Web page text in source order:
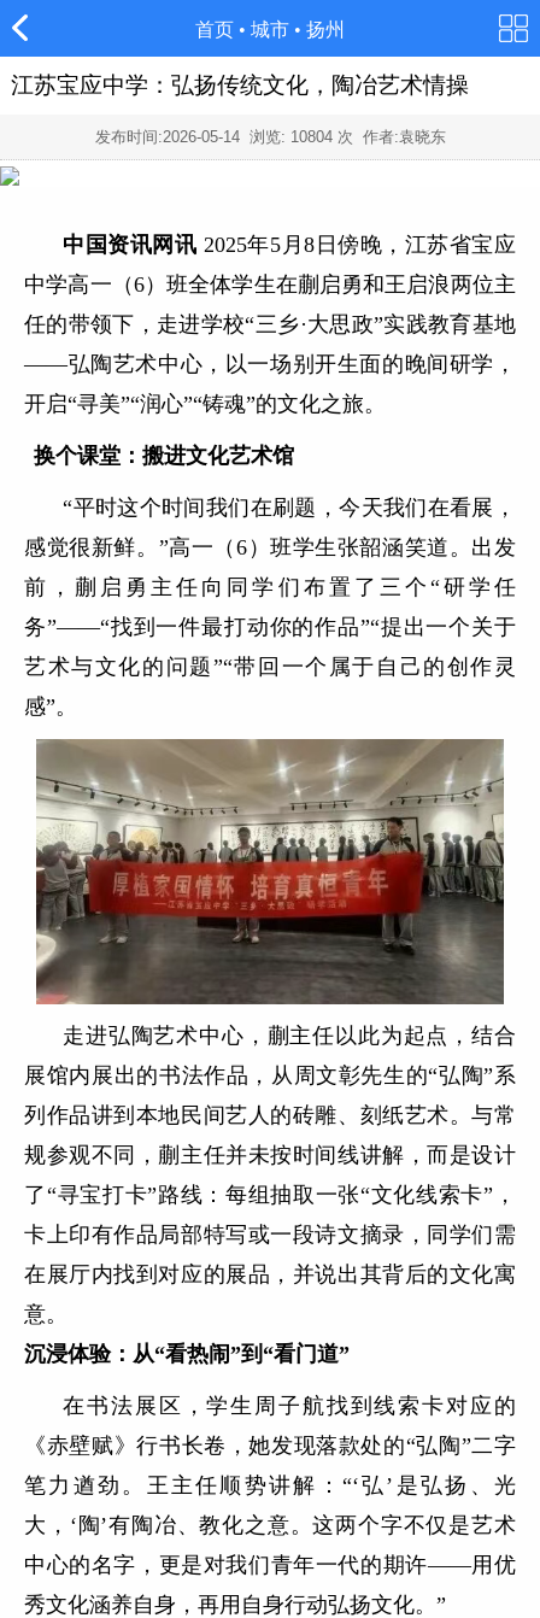
首页 • 城市 • 扬州
江苏宝应中学：弘扬传统文化，陶冶艺术情操
发布时间:2026-05-14浏览: 10804 次 作者:袁晓东
中国资讯网讯 2025年5月8日傍晚，江苏省宝应
中学高一（6）班全体学生在蒯启勇和王启浪两位主
任的带领下，走进学校“三乡·大思政”实践教育基地
——弘陶艺术中心，以一场别开生面的晚间研学，
开启“寻美”“润心”“铸魂”的文化之旅。
换个课堂：搬进文化艺术馆
“平时这个时间我们在刷题，今天我们在看展，
感觉很新鲜。”高一（6）班学生张韶涵笑道。出发
前，蒯启勇主任向同学们布置了三个“研学任
务”——“找到一件最打动你的作品”“提出一个关于
艺术与文化的问题”“带回一个属于自己的创作灵
感”。
走进弘陶艺术中心，蒯主任以此为起点，结合
展馆内展出的书法作品，从周文彰先生的“弘陶”系
列作品讲到本地民间艺人的砖雕、刻纸艺术。与常
规参观不同，蒯主任并未按时间线讲解，而是设计
了“寻宝打卡”路线：每组抽取一张“文化线索卡”，
卡上印有作品局部特写或一段诗文摘录，同学们需
在展厅内找到对应的展品，并说出其背后的文化寓
意。
沉浸体验：从“看热闹”到“看门道”
在书法展区，学生周子航找到线索卡对应的
《赤壁赋》行书长卷，她发现落款处的“弘陶”二字
笔力遒劲。王主任顺势讲解：“‘弘’是弘扬、光
大，‘陶’有陶冶、教化之意。这两个字不仅是艺术
中心的名字，更是对我们青年一代的期许——用优
秀文化涵养自身，再用自身行动弘扬文化。”